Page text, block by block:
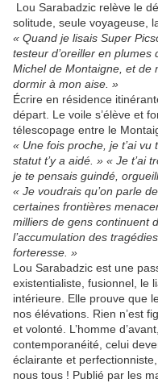
Lou Sarabadzic relève le
solitude, seule voyageuse,
« Quand je lisais Super
testeur d’oreiller en plumes
Michel de Montaigne, et de
dormir à mon aise. »
Écrire en résidence
départ. Le voile s’élève et
télescopage entre le
« Une fois proche, je t’ai
statut t’y a aidé. » « Je t’ai
je te pensais guindé,
« Je voudrais qu’on parle
certaines frontières
milliers de gens continuent
l’accumulation des
forteresse. »
Lou Sarabadzic est une
existentialiste, fusionnel, le
intérieure. Elle prouve que
nos élévations. Rien n’est
et volonté. L’homme
contemporanéité, celui
éclairante et
nous tous ! Publié par les